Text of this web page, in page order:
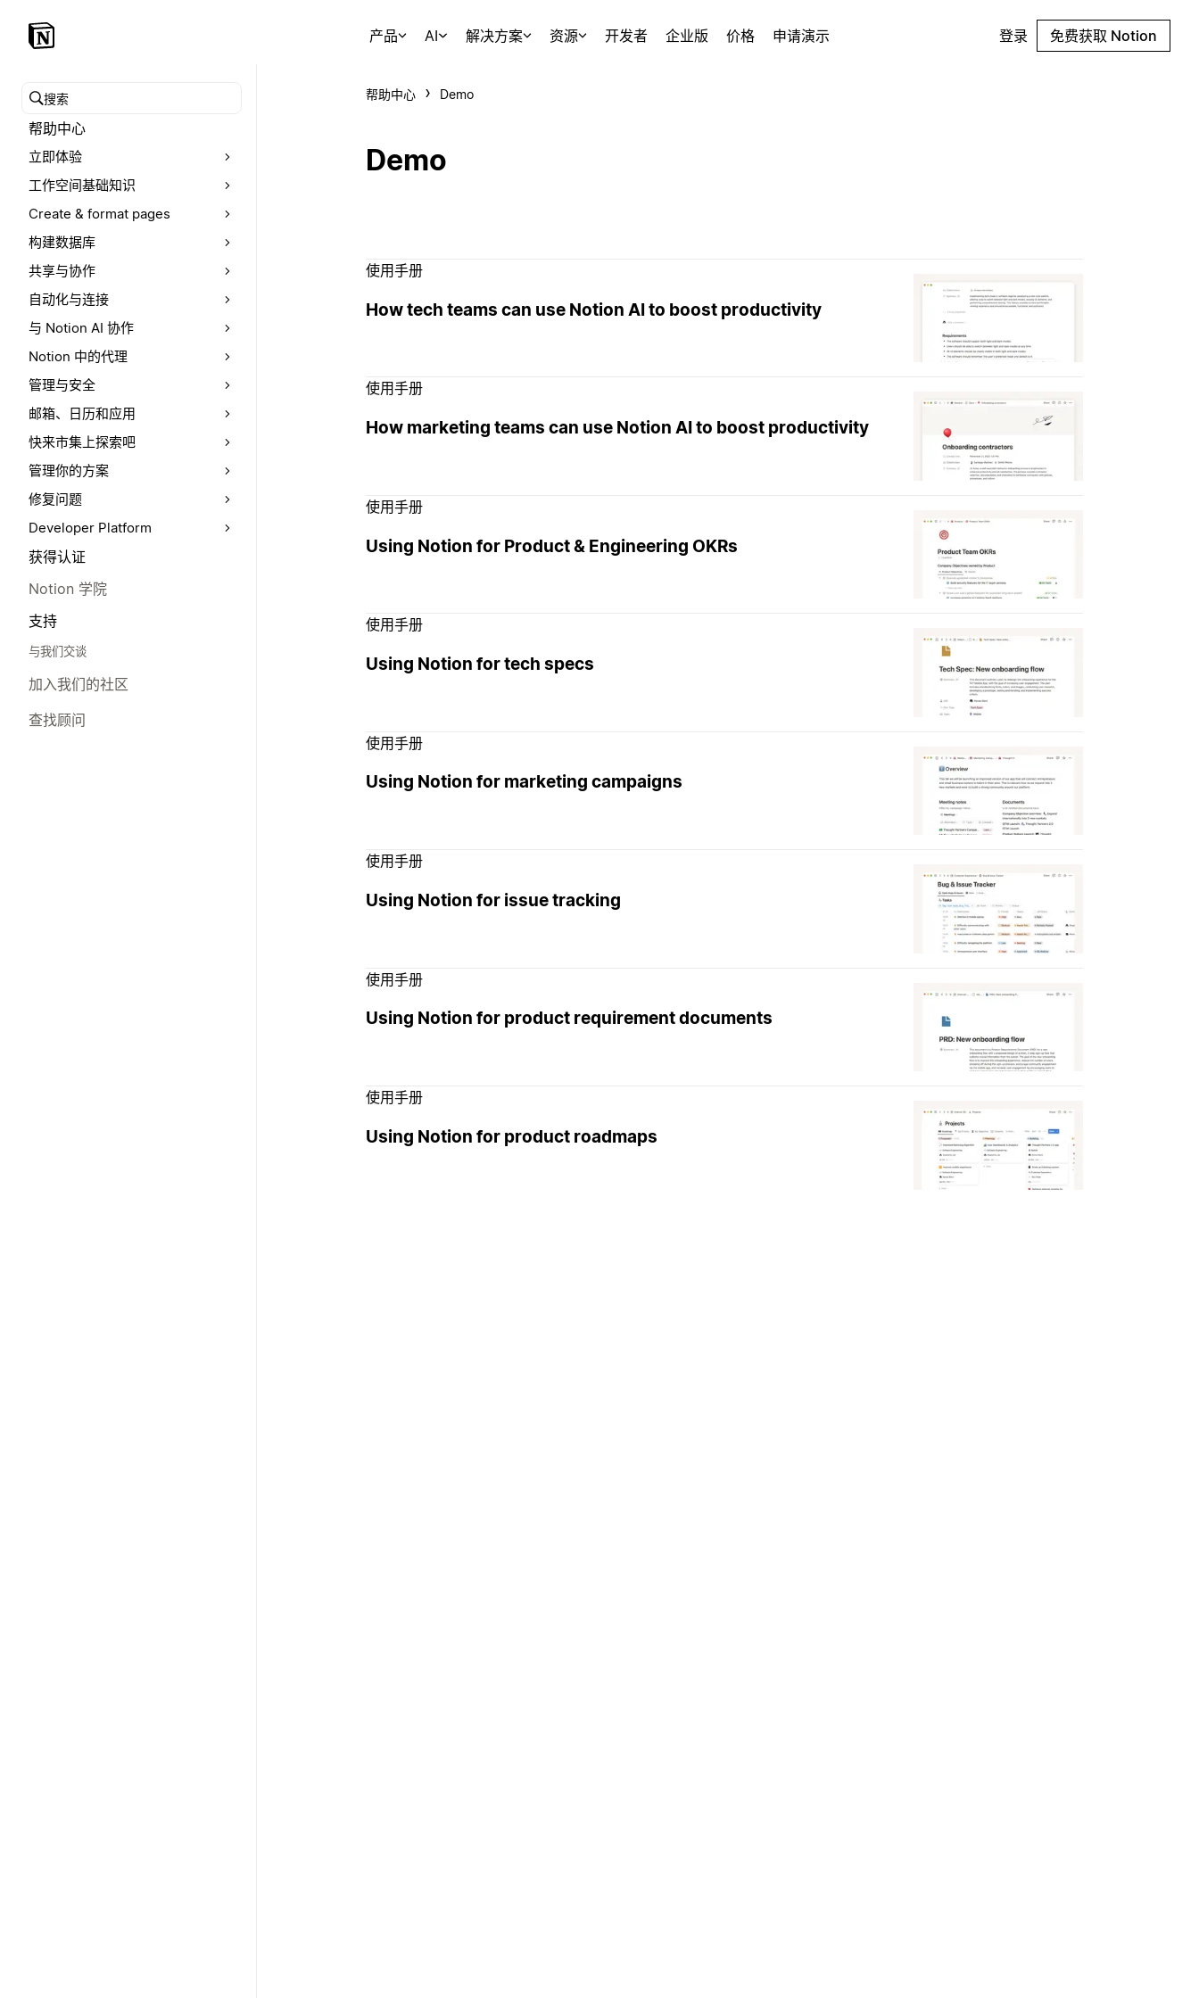
产品 AI 解决方案 资源 开发者 企业版 价格 申请演示 登录 免费获取 Notion
搜索帮助中心
帮助中心
立即体验
工作空间基础知识
Create & format pages
构建数据库
共享与协作
自动化与连接
与 Notion AI 协作
Notion 中的代理
管理与安全
邮箱、日历和应用
快来市集上探索吧
管理你的方案
修复问题
Developer Platform
获得认证
Notion 学院
支持
与我们交谈
加入我们的社区
查找顾问
帮助中心 Demo
Demo
使用手册
How tech teams can use Notion AI to boost productivity
使用手册
How marketing teams can use Notion AI to boost productivity
使用手册
Using Notion for Product & Engineering OKRs
使用手册
Using Notion for tech specs
使用手册
Using Notion for marketing campaigns
使用手册
Using Notion for issue tracking
使用手册
Using Notion for product requirement documents
使用手册
Using Notion for product roadmaps